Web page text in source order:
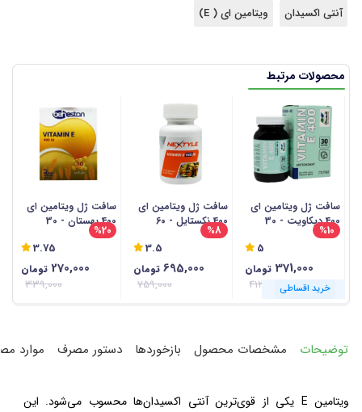
آنتی اکسیدان
ویتامین ای ( E)
محصولات مرتبط
سافت ژل ویتامین ای
400 دیکاویت - 30
عددی
5
%10
371,000 تومان
412,000خرید اقساطی
سافت ژل ویتامین ای
400 نکستایل - 60
عددی
3.5
%8
695,000 تومان
759,000 خرید اقساطی
سافت ژل ویتامین ای
400 بهستان - 30
عددی
3.75
%20
270,000 تومان
339,000 خرید اقساطی
خرید اقساطی
خرید اقساطی
خرید اقساطی
خرید اقساطی
خرید اقساطی
خرید اقساطی
خرید اقساطی
خرید اقساطی
خرید اقساطی
توضیحات مشخصات محصول بازخوردها دستور مصرف موارد
ویتامین E یکی از قوی‌ترین آنتی اکسیدان‌ها محسوب می‌شود. این